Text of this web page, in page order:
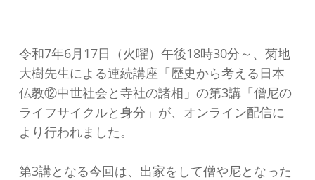
令和7年6月17日（火曜）午後18時30分～、菊地
大樹先生による連続講座「歴史から考える日本
仏教⑫中世社会と寺社の諸相」の第3講「僧尼の
ライフサイクルと身分」が、オンライン配信に
より行われました。
第3講となる今回は、出家をして僧や尼となった